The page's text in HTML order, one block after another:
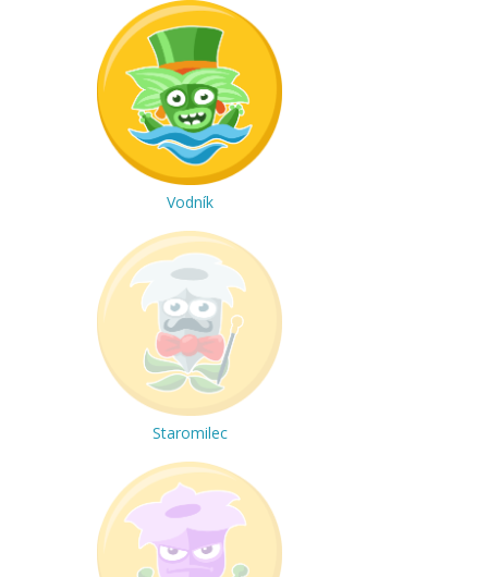
Vodník
Staromilec